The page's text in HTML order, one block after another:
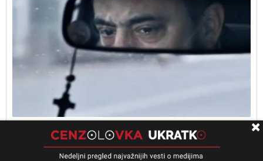
Upoznajte svet građana koji su zajedno sa istraživačkim
novinarima kopali po dokumentima, intervjuisali izvore,
frustrirali se i slavili tokom istraživanja – sve to na